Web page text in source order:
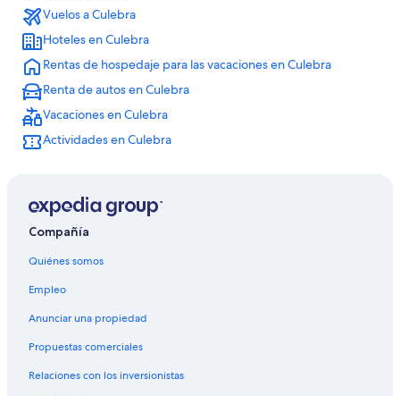
Vuelos a Culebra
Hoteles en Culebra
Rentas de hospedaje para las vacaciones en Culebra
Renta de autos en Culebra
Vacaciones en Culebra
Actividades en Culebra
Compañía
Quiénes somos
Empleo
Anunciar una propiedad
Propuestas comerciales
Relaciones con los inversionistas